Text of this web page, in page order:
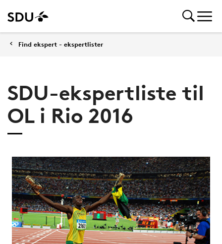
Find ekspert - ekspertlister
SDU-ekspertliste til
OL i Rio 2016